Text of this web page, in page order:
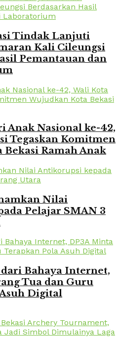
Tindak Lanjuti
Kali Cileungsi
Pemantauan dan
Anak Nasional ke-42,
Tegaskan Komitmen
Ramah Anak
Nilai
Pelajar SMAN 3
Bahaya Internet,
Tua dan Guru
Digital